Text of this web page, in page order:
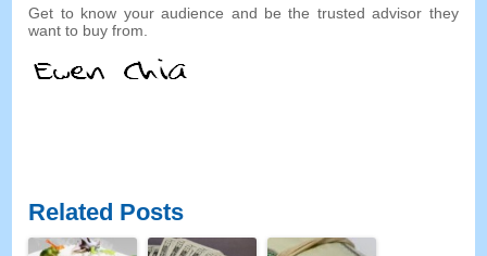
Get to know your audience and be the trusted advisor they
want to buy from.
Related Posts